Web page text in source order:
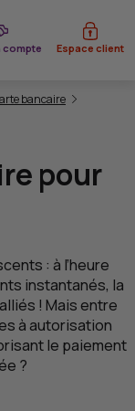
compte
CIC Espace client
bancaire
pour
: à l’heure
instantanés, la
! Mais entre
à autorisation
le paiement
?